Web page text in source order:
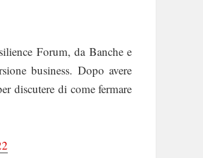
Forum, da Banche e
business. Dopo avere
discutere di come fermare